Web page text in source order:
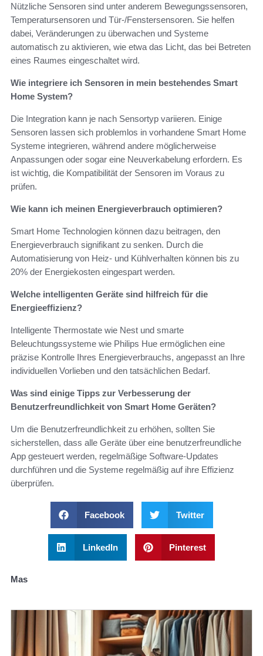
Nützliche Sensoren sind unter anderem Bewegungssensoren,
Temperatursensoren und Tür-/Fenstersensoren. Sie helfen
dabei, Veränderungen zu überwachen und Systeme
automatisch zu aktivieren, wie etwa das Licht, das bei Betreten
eines Raumes eingeschaltet wird.
Wie integriere ich Sensoren in mein bestehendes Smart
Home System?
Die Integration kann je nach Sensortyp variieren. Einige
Sensoren lassen sich problemlos in vorhandene Smart Home
Systeme integrieren, während andere möglicherweise
Anpassungen oder sogar eine Neuverkabelung erfordern. Es
ist wichtig, die Kompatibilität der Sensoren im Voraus zu
prüfen.
Wie kann ich meinen Energieverbrauch optimieren?
Smart Home Technologien können dazu beitragen, den
Energieverbrauch signifikant zu senken. Durch die
Automatisierung von Heiz- und Kühlverhalten können bis zu
20% der Energiekosten eingespart werden.
Welche intelligenten Geräte sind hilfreich für die
Energieeffizienz?
Intelligente Thermostate wie Nest und smarte
Beleuchtungssysteme wie Philips Hue ermöglichen eine
präzise Kontrolle Ihres Energieverbrauchs, angepasst an Ihre
individuellen Vorlieben und den tatsächlichen Bedarf.
Was sind einige Tipps zur Verbesserung der
Benutzerfreundlichkeit von Smart Home Geräten?
Um die Benutzerfreundlichkeit zu erhöhen, sollten Sie
sicherstellen, dass alle Geräte über eine benutzerfreundliche
App gesteuert werden, regelmäßige Software-Updates
durchführen und die Systeme regelmäßig auf ihre Effizienz
überprüfen.
Facebook Twitter
LinkedIn Pinterest
Mas